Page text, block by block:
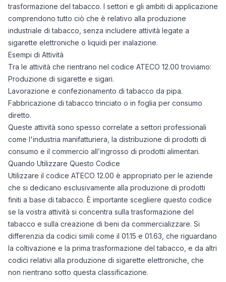
trasformazione del tabacco. I settori e gli ambiti di applicazione
comprendono tutto ciò che è relativo alla produzione
industriale di tabacco, senza includere attività legate a
sigarette elettroniche o liquidi per inalazione.
Esempi di Attività
Tra le attività che rientrano nel codice ATECO 12.00 troviamo:
Produzione di sigarette e sigari.
Lavorazione e confezionamento di tabacco da pipa.
Fabbricazione di tabacco trinciato o in foglia per consumo
diretto.
Queste attività sono spesso correlate a settori professionali
come l'industria manifatturiera, la distribuzione di prodotti di
consumo e il commercio all’ingrosso di prodotti alimentari.
Quando Utilizzare Questo Codice
Utilizzare il codice ATECO 12.00 è appropriato per le aziende
che si dedicano esclusivamente alla produzione di prodotti
finiti a base di tabacco. È importante scegliere questo codice
se la vostra attività si concentra sulla trasformazione del
tabacco e sulla creazione di beni da commercializzare. Si
differenzia da codici simili come il 01.15 e 01.63, che riguardano
la coltivazione e la prima trasformazione del tabacco, e da altri
codici relativi alla produzione di sigarette elettroniche, che
non rientrano sotto questa classificazione.